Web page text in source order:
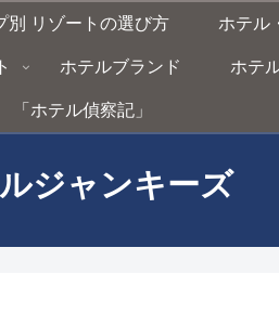
ジャンキーズ
別 リゾートの選び方 ホテル
ホテルブランド ホテ
「ホテル偵察記」